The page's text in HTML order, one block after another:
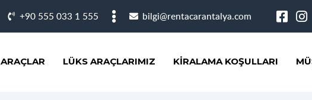
bilgi@rentacarantalya.com
+90 555 033 1 555
ARAÇLAR LÜKS ARAÇLARIMIZ KIRALAMA KOŞULLARI